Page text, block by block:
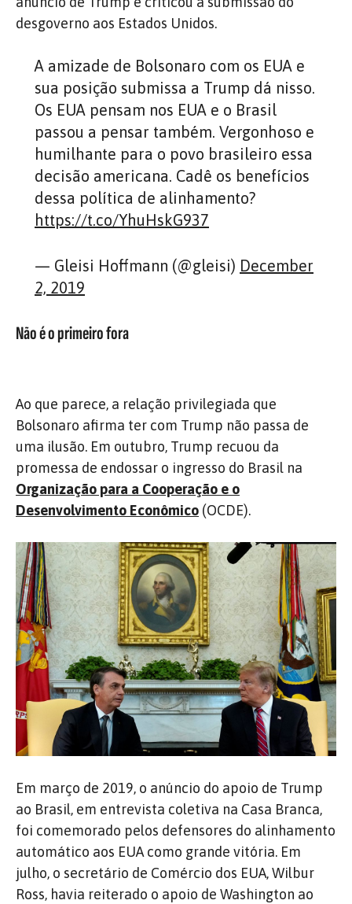
desgoverno aos Estados Unidos.
A amizade de Bolsonaro com os EUA e
sua posição submissa a Trump dá nisso.
Os EUA pensam nos EUA e o Brasil
passou a pensar também. Vergonhoso e
humilhante para o povo brasileiro essa
decisão americana. Cadê os benefícios
dessa política de alinhamento?
https://t.co/YhuHskG937
— Gleisi Hoffmann (@gleisi) December
2, 2019
Não é o primeiro fora
Ao que parece, a relação privilegiada que
Bolsonaro afirma ter com Trump não passa de
uma ilusão. Em outubro, Trump recuou da
promessa de endossar o ingresso do Brasil na
Organização para a Cooperação e o
Desenvolvimento Econômico (OCDE).
Em março de 2019, o anúncio do apoio de Trump
ao Brasil, em entrevista coletiva na Casa Branca,
foi comemorado pelos defensores do alinhamento
automático aos EUA como grande vitória. Em
julho, o secretário de Comércio dos EUA, Wilbur
Ross, havia reiterado o apoio de Washington ao